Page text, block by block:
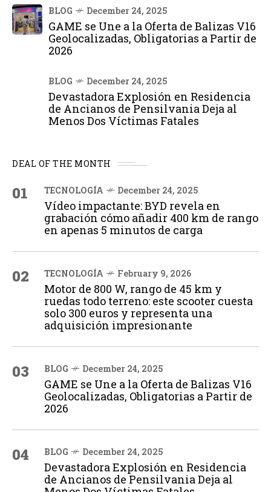
BLOG December 24, 2025
GAME se Une a la Oferta de Balizas V16
Geolocalizadas, Obligatorias a Partir de
2026
BLOG December 24, 2025
Devastadora Explosión en Residencia
de Ancianos de Pensilvania Deja al
Menos Dos Víctimas Fatales
DEAL OF THE MONTH
01 TECNOLOGÍA December 24, 2025
Vídeo impactante: BYD revela en
grabación cómo añadir 400 km de rango
en apenas 5 minutos de carga
02 TECNOLOGÍA February 9, 2026
Motor de 800 W, rango de 45 km y
ruedas todo terreno: este scooter cuesta
solo 300 euros y representa una
adquisición impresionante
03 BLOG December 24, 2025
GAME se Une a la Oferta de Balizas V16
Geolocalizadas, Obligatorias a Partir de
2026
04 BLOG December 24, 2025
Devastadora Explosión en Residencia
de Ancianos de Pensilvania Deja al